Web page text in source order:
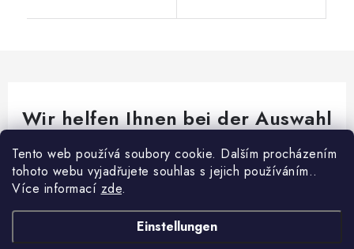
Tento web používá soubory cookie. Dalším procházením
tohoto webu vyjadřujete souhlas s jejich používáním..
Více informací zde.
Einstellungen
Wir helfen Ihnen bei der Auswahl
Brauchen Sie Rat bei etwas? Wir sind für dich da!
export@ fikar.cz